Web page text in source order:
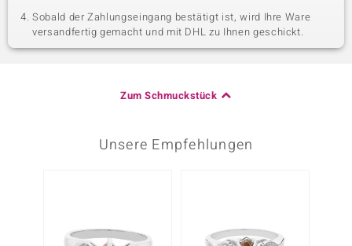
Sobald der Zahlungseingang bestätigt ist, wird Ihre Ware
versandfertig gemacht und mit DHL zu Ihnen geschickt.
Zum Schmuckstück
Unsere Empfehlungen